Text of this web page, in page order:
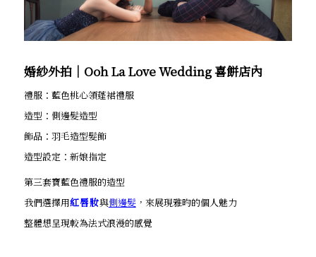
婚紗外拍│Ooh La Love Wedding 喜餅店內
禮服：藍色桃心領蓬裙禮服
造型：側邊髮造型
飾品：羽毛造型髮飾
造型設定：新娘指定
第三套寶藍色禮服的造型
我們選擇用紅唇妝與側邊髮，來展現雅昀的個人魅力
整體想呈現較為法式浪漫的感覺